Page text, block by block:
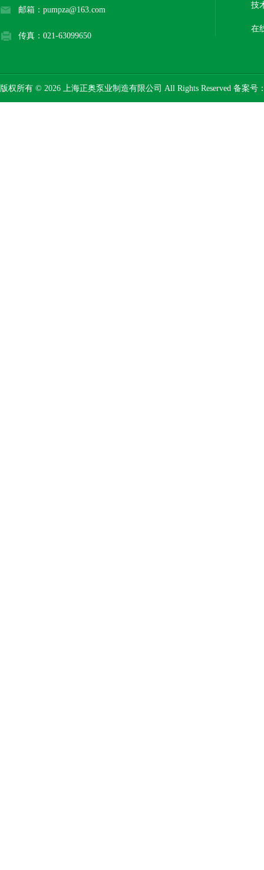
邮箱：pumpza@163.com
传真：021-63099650
技
在
版权所有 © 2026 上海正奥泵业制造有限公司 All Rights Reserved 备案号